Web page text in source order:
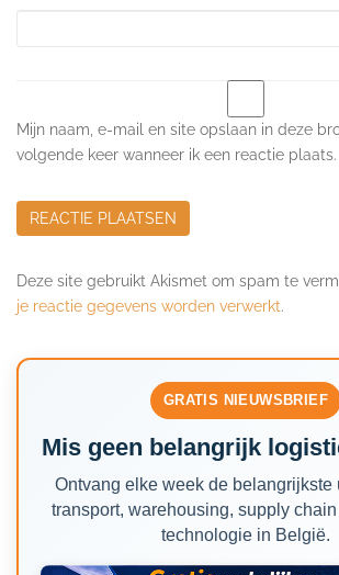
Mijn naam, e-mail en site opslaan in deze
volgende keer wanneer ik een reactie plaats.
Deze site gebruikt Akismet om spam te
je reactie gegevens worden verwerkt.
GRATIS NIEUWSBRIEF
Mis geen belangrijk
Ontvang elke week de belangrijkste
transport, warehousing, supply
technologie in België.